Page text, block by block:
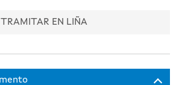
TRAMITAR EN LIÑA